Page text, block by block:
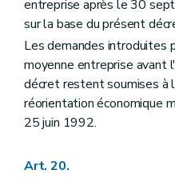
entreprise après le 30
sur la base du présent
Les demandes introduites
moyenne entreprise avant
décret restent soumises à
réorientation économique
25 juin 1992.
Art. 20.